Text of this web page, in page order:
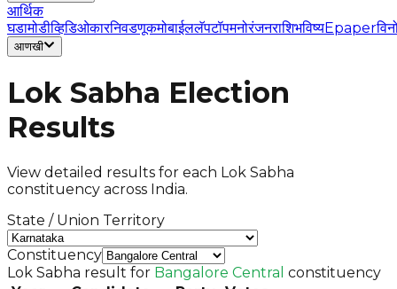
आर्थिक
घडामोडीव्हिडिओकारनिवडणूकमोबाईललॅपटॉपमनोरंजनराशिभविष्यEpaper
आणखी
Lok Sabha Election
Results
View detailed results for each Lok Sabha
constituency across India.
State / Union Territory
Constituency
Lok Sabha result for Bangalore Central constituency